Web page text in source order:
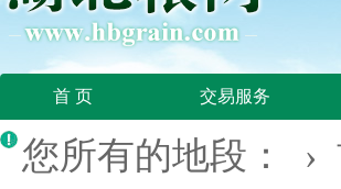
首 页 交易服务
您所有的地段： ›